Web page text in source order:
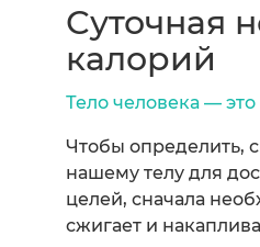
Суточная
калорий
Тело человека —
Чтобы определить,
нашему телу для
целей, сначала
сжигает и